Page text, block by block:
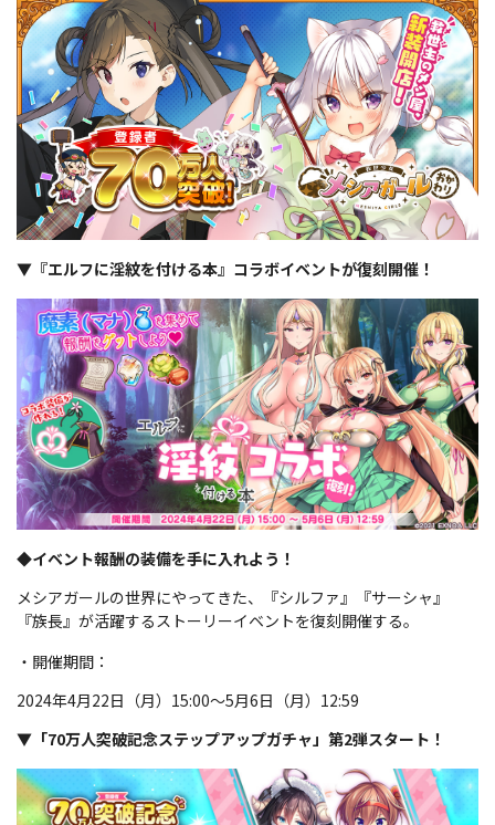
▼『エルフに淫紋を付ける本』コラボイベントが復刻開催！
◆イベント報酬の装備を手に入れよう！
メシアガールの世界にやってきた、『シルファ』『サーシャ』
『族長』が活躍するストーリーイベントを復刻開催する。
・開催期間：
2024年4月22日（月）15:00～5月6日（月）12:59
▼「70万人突破記念ステップアップガチャ」第2弾スタート！